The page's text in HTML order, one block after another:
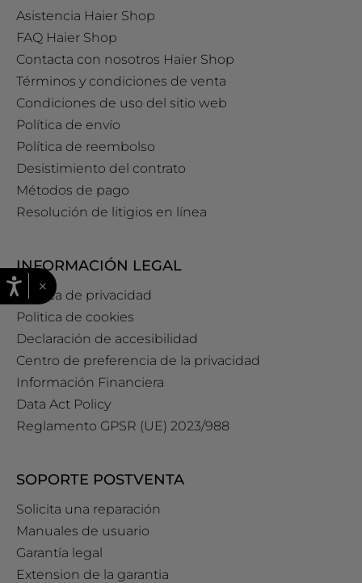
Asistencia Haier Shop
FAQ Haier Shop
Contacta con nosotros Haier Shop
Términos y condiciones de venta
Condiciones de uso del sitio web
Política de envío
Política de reembolso
Desistimiento del contrato
Métodos de pago
Resolución de litigios en línea
INFORMACIÓN LEGAL
Política de privacidad
Politica de cookies
Declaración de accesibilidad
Centro de preferencia de la privacidad
Información Financiera
Data Act Policy
Reglamento GPSR (UE) 2023/988
SOPORTE POSTVENTA
Solicita una reparación
Manuales de usuario
Garantía legal
Extension de la garantia
×